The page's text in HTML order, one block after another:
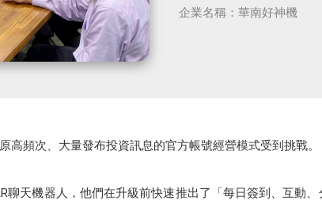
企業名稱：華南好神機
高頻次、大量發布投資訊息的官方帳號經營模式受到挑戰。
聊天機器人，他們在升級前快速推出了「每日簽到、互動